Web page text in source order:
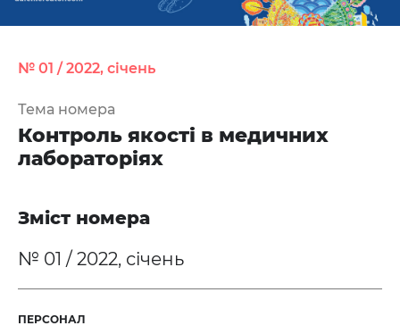
№ 01 / 2022, січень
Тема номера
Контроль якості в медичних
лабораторіях
Зміст номера
№ 01 / 2022, січень
ПЕРСОНАЛ